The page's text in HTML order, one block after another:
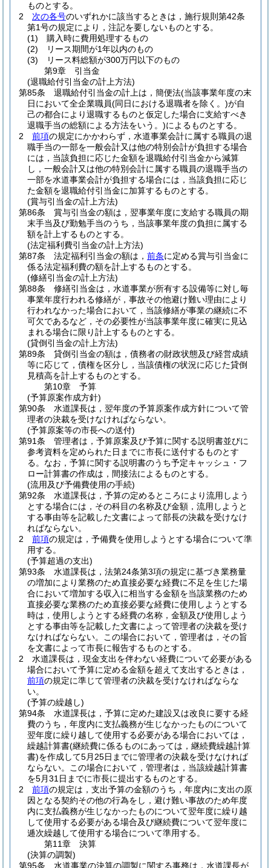
ものとする。
2
次の各号のいずれかに該当するときは，施行規則第42条
第1号の規定により，注記を要しないものとする。
(1)
購入時に費用処理するもの
(2)
リース期間が1年以内のもの
(3)
リース料総額が300万円以下のもの
第9章
引当金
(退職給付引当金の計上方法)
第85条
退職給付引当金の計上は，簡便法(当該事業年度の末
日において全企業職員(同日における退職者を除く。)が自
己の都合により退職するものと仮定した場合に支給すべき
退職手当の総額による方法をいう。)によるものとする。
2
前項の規定にかかわらず，水道事業会計に属する職員の退
職手当の一部を一般会計又は他の特別会計が負担する場合
には，当該負担に応じた金額を退職給付引当金から減算
し，一般会計又は他の特別会計に属する職員の退職手当の
一部を水道事業会計が負担する場合には，当該負担に応じ
た金額を退職給付引当金に加算するものとする。
(賞与引当金の計上方法)
第86条
賞与引当金の額は，翌事業年度に支給する職員の期
末手当及び勤勉手当のうち，当該事業年度の負担に属する
額を計上するものとする。
(法定福利費引当金の計上方法)
第87条
法定福利引当金の額は， 前条に定める賞与引当金に
係る法定福利費の額を計上するものとする。
(修繕引当金の計上方法)
第88条
修繕引当金は，水道事業が所有する設備等に対し毎
事業年度行われる修繕が，事故その他避け難い理由により
行われなかった場合において，当該修繕が事業の継続に不
可欠であるなど，その必要性が当該事業年度に確実に見込
まれる場合に限り計上するものとする。
(貸倒引当金の計上方法)
第89条
貸倒引当金の額は，債務者の財政状態及び経営成績
等に応じて，債権を区分し，当該債権の状況に応じた貸倒
見積高を計上するものとする。
第10章
予算
(予算原案作成方針)
第90条
水道課長は，翌年度の予算原案作成方針について管
理者の決裁を受けなければならない。
(予算原案等の市長への送付)
第91条
管理者は，予算原案及び予算に関する説明書並びに
参考資料を定められた日までに市長に送付するものとす
る。 なお，予算に関する説明書のうち予定キャッシュ・フ
ロー計算書の作成は，間接法によるものとする。
(流用及び予備費使用の手続)
第92条
水道課長は，予算の定めるところにより流用しよう
とする場合には，その科目の名称及び金額，流用しようと
する事由等を記載した文書によって部長の決裁を受けなけ
ればならない。
2
前項の規定は，予備費を使用しようとする場合について準
用する。
(予算超過の支出)
第93条
水道課長は，法第24条第3項の規定に基づき業務量
の増加により業務のため直接必要な経費に不足を生じた場
合において増加する収入に相当する金額を当該業務のため
直接必要な業務のため直接必要な経費に使用しようとする
時は，使用しようとする経費の名称，金額及び使用しよう
とする事由等を記載した文書によって管理者の決裁を受け
なければならない。
この場合において，管理者は，その旨
を文書によって市長に報告するものとする。
2
水道課長は，現金支出を伴わない経費について必要がある
場合において予算に定める金額を超えて支出するときは，
前項の規定に準じて管理者の決裁を受けなければならな
い。
(予算の繰越し)
第94条
水道課長は，予算に定めた建設又は改良に要する経
費のうち，年度内に支払義務が生じなかったものについて
翌年度に繰り越して使用する必要がある場合においては，
繰越計算書(継続費に係るものにあっては，継続費繰越計算
書)を作成して5月25日までに管理者の決裁を受けなければ
ならない。
この場合において，管理者は，当該繰越計算書
を5月31日までに市長に提出するものとする。
2
前項の規定は，支出予算の金額のうち，年度内に支出の原
因となる契約その他の行為をし，避け難い事故のため年度
内に支払義務が生じなかったものについて翌年度に繰り越
して使用する必要がある場合及び継続費について翌年度に
逓次繰越して使用する場合について準用する。
第11章
決算
(決算の調製)
第95条
水道事業の決算の調製に関する事務は，水道課長が